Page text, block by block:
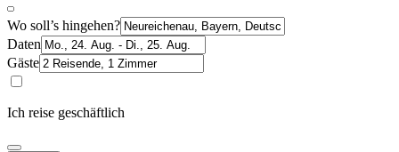
Wo soll’s hingehen?
Daten
Gäste
Ich reise geschäftlich